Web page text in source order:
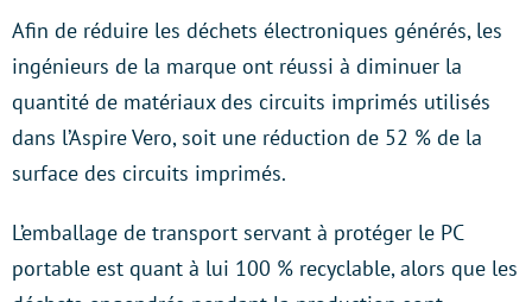
Afin de réduire les déchets électroniques générés, les
ingénieurs de la marque ont réussi à diminuer la
quantité de matériaux des circuits imprimés utilisés
dans l’Aspire Vero, soit une réduction de 52 % de la
surface des circuits imprimés.
L’emballage de transport servant à protéger le PC
portable est quant à lui 100 % recyclable, alors que les